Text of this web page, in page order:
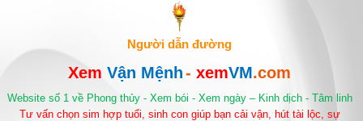
Người dẫn đường
Xem Vận Mệnh- xemVM.com
Website số 1 về Phong thủy - Xem bói - Xem ngày – Kinh dịch - Tâm linh
Tư vấn chọn sim hợp tuổi, sinh con giúp bạn cải vận, hút tài lộc, sự